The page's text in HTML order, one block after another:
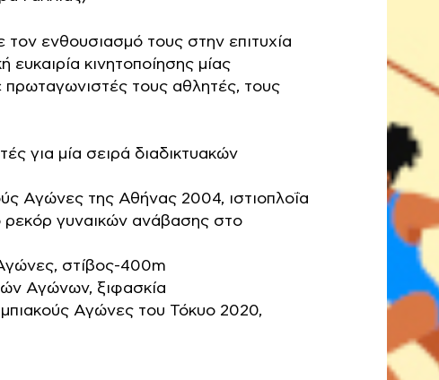
ενθουσιασμό τους στην επιτυχία
κινητοποίησης μίας
πρωταγωνιστές τους αθλητές, τους
για μία σειρά διαδικτυακών
Αγώνες της Αθήνας 2004, ιστιοπλοΐα
ρεκόρ γυναικών ανάβασης στο
στίβος-400m
Αγώνων, ξιφασκία
Αγώνες του Τόκυο 2020,